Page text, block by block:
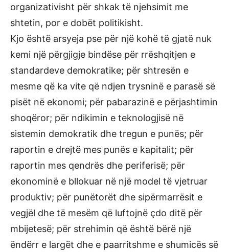
organizativisht për shkak të njehsimit me
shtetin, por e dobët politikisht.
Kjo është arsyeja pse për një kohë të gjatë nuk
kemi një përgjigje bindëse për rrëshqitjen e
standardeve demokratike; për shtresën e
mesme që ka vite që ndjen trysninë e parasë së
pisët në ekonomi; për pabarazinë e përjashtimin
shoqëror; për ndikimin e teknologjisë në
sistemin demokratik dhe tregun e punës; për
raportin e drejtë mes punës e kapitalit; për
raportin mes qendrës dhe periferisë; për
ekonominë e bllokuar në një model të vjetruar
produktiv; për punëtorët dhe sipërmarrësit e
vegjël dhe të mesëm që luftojnë çdo ditë për
mbijetesë; për strehimin që është bërë një
ëndërr e largët dhe e paarritshme e shumicës së